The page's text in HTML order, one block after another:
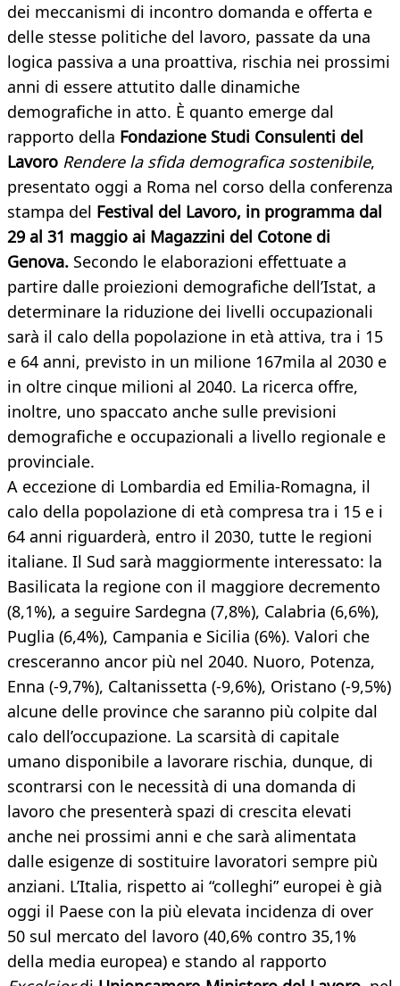
dei meccanismi di incontro domanda e offerta e
delle stesse politiche del lavoro, passate da una
logica passiva a una proattiva, rischia nei prossimi
anni di essere attutito dalle dinamiche
demografiche in atto. È quanto emerge dal
rapporto della Fondazione Studi Consulenti del
Lavoro Rendere la sfida demografica sostenibile,
presentato oggi a Roma nel corso della conferenza
stampa del Festival del Lavoro, in programma dal
29 al 31 maggio ai Magazzini del Cotone di
Genova. Secondo le elaborazioni effettuate a
partire dalle proiezioni demografiche dell’Istat, a
determinare la riduzione dei livelli occupazionali
sarà il calo della popolazione in età attiva, tra i 15
e 64 anni, previsto in un milione 167mila al 2030 e
in oltre cinque milioni al 2040. La ricerca offre,
inoltre, uno spaccato anche sulle previsioni
demografiche e occupazionali a livello regionale e
provinciale.
A eccezione di Lombardia ed Emilia-Romagna, il
calo della popolazione di età compresa tra i 15 e i
64 anni riguarderà, entro il 2030, tutte le regioni
italiane. Il Sud sarà maggiormente interessato: la
Basilicata la regione con il maggiore decremento
(8,1%), a seguire Sardegna (7,8%), Calabria (6,6%),
Puglia (6,4%), Campania e Sicilia (6%). Valori che
cresceranno ancor più nel 2040. Nuoro, Potenza,
Enna (-9,7%), Caltanissetta (-9,6%), Oristano (-9,5%)
alcune delle province che saranno più colpite dal
calo dell’occupazione. La scarsità di capitale
umano disponibile a lavorare rischia, dunque, di
scontrarsi con le necessità di una domanda di
lavoro che presenterà spazi di crescita elevati
anche nei prossimi anni e che sarà alimentata
dalle esigenze di sostituire lavoratori sempre più
anziani. L’Italia, rispetto ai “colleghi” europei è già
oggi il Paese con la più elevata incidenza di over
50 sul mercato del lavoro (40,6% contro 35,1%
della media europea) e stando al rapporto